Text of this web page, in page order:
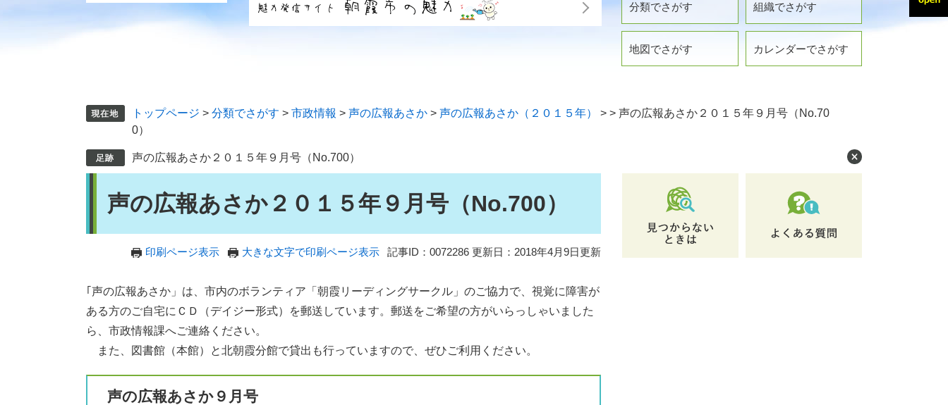
分類でさがす 組織でさがす
地図でさがす カレンダーでさがす
トップページ > 分類でさがす > 市政情報 > 声の広報あさか > 声の広報あさか（２０１５年） > > 声の広報あさか２０１５年９月号（No.70
0）
声の広報あさか２０１５年９月号（No.700）
声の広報あさか２０１５年９月号（No.700）
印刷ページ表示 大きな文字で印刷ページ表示 記事ID：0072286 更新日：2018年4月9日更新
｢声の広報あさか」は、市内のボランティア「朝霞リーディングサークル」のご協力で、視覚に障害が
ある方のご自宅にＣＤ（デイジー形式）を郵送しています。郵送をご希望の方がいらっしゃいました
ら、市政情報課へご連絡ください。
また、図書館（本館）と北朝霞分館で貸出も行っていますので、ぜひご利用ください。
声の広報あさか９月号